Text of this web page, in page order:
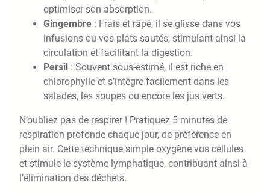
optimiser son absorption.
Gingembre : Frais et râpé, il se glisse dans vos
infusions ou vos plats sautés, stimulant ainsi la
circulation et facilitant la digestion.
Persil : Souvent sous-estimé, il est riche en
chlorophylle et s’intègre facilement dans les
salades, les soupes ou encore les jus verts.
N’oubliez pas de respirer ! Pratiquez 5 minutes de
respiration profonde chaque jour, de préférence en
plein air. Cette technique simple oxygène vos cellules
et stimule le système lymphatique, contribuant ainsi à
l’élimination des déchets.